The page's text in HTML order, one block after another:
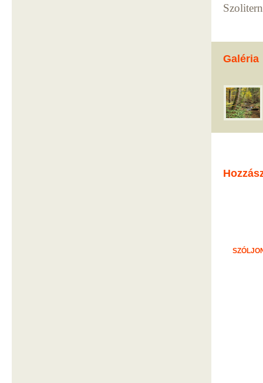
Galéria